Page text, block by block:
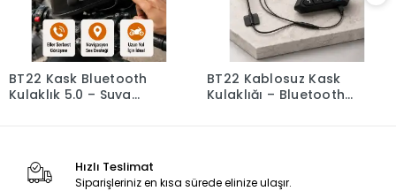
BT22 Kask Bluetooth
Kulaklık 5.0 – Suya
BT22 Kablosuz Kask
Kulaklığı – Bluetooth
Hızlı Teslimat
Siparişleriniz en kısa sürede elinize ulaşır.